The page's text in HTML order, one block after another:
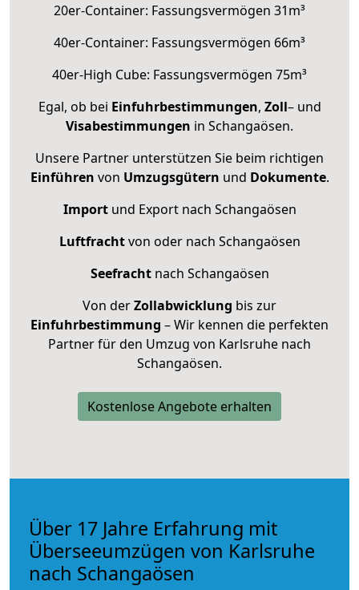
20er-Container: Fassungsvermögen 31m³
40er-Container: Fassungsvermögen 66m³
40er-High Cube: Fassungsvermögen 75m³
Egal, ob bei Einfuhrbestimmungen, Zoll– und
Visabestimmungen in Schangaösen.
Unsere Partner unterstützen Sie beim richtigen
Einführen von Umzugsgütern und Dokumente.
Importund Export nach Schangaösen
Luftfrachtvon oder nach Schangaösen
Seefrachtnach Schangaösen
Von derZollabwicklung bis zur
Einfuhrbestimmung – Wir kennen die perfekten
Partner für den Umzug von Karlsruhe nach
Schangaösen.
Kostenlose Angebote erhalten
Über 17 Jahre Erfahrung mit
Überseeumzügen von Karlsruhe
nach Schangaösen